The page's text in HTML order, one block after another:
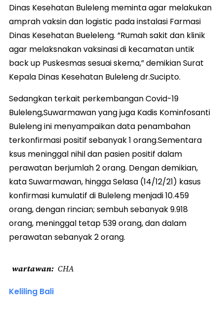
Dinas Kesehatan Buleleng meminta agar melakukan
amprah vaksin dan logistic pada instalasi Farmasi
Dinas Kesehatan Bueleleng. ”Rumah sakit dan klinik
agar melaksnakan vaksinasi di kecamatan untik
back up Puskesmas sesuai skema,” demikian Surat
Kepala Dinas Kesehatan Buleleng dr.Sucipto.
Sedangkan terkait perkembangan Covid-19
Buleleng,Suwarmawan yang juga Kadis Kominfosanti
Buleleng ini menyampaikan data penambahan
terkonfirmasi positif sebanyak 1 orang.Sementara
ksus meninggal nihil dan pasien positif dalam
perawatan berjumlah 2 orang. Dengan demikian,
kata Suwarmawan, hingga Selasa (14/12/21) kasus
konfirmasi kumulatif di Buleleng menjadi 10.459
orang, dengan rincian; sembuh sebanyak 9.918
orang, meninggal tetap 539 orang, dan dalam
perawatan sebanyak 2 orang.
wartawan CHA
Keliling Bali